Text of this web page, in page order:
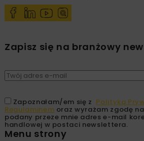
Zapisz się na branżowy
Zapoznałam/em się z Polityką
Regulaminem oraz wyrażam zgodę
podany przeze mnie adres e-mail
handlowej w postaci newslettera.
Menu strony